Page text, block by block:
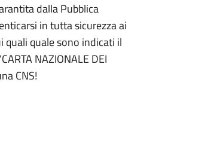
dalla Pubblica
in tutta sicurezza ai
quali quale sono indicati il
NAZIONALE DEI
CNS!